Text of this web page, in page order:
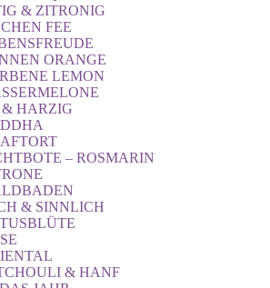
& ZITRONIG
FEE
ORANGE
LEMON
HARZIG
– ROSMARIN
& SINNLICH
& HANF